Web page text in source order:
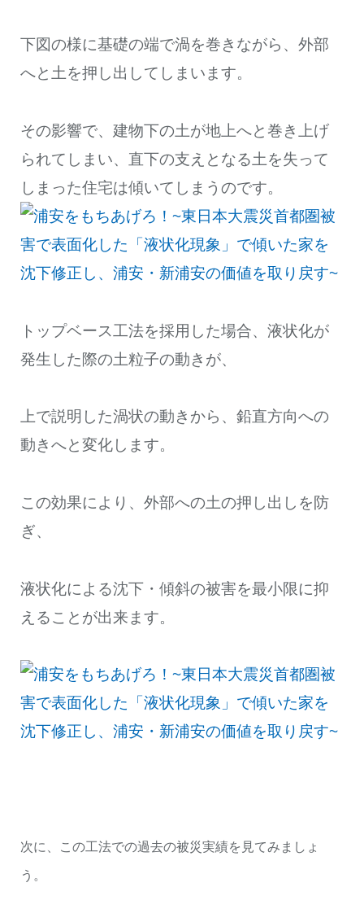
下図の様に基礎の端で渦を巻きながら、外部
へと土を押し出してしまいます。
その影響で、建物下の土が地上へと巻き上げ
られてしまい、直下の支えとなる土を失って
しまった住宅は傾いてしまうのです。
トップベース工法を採用した場合、液状化が
発生した際の土粒子の動きが、
上で説明した渦状の動きから、鉛直方向への
動きへと変化します。
この効果により、外部への土の押し出しを防
ぎ、
液状化による沈下・傾斜の被害を最小限に抑
えることが出来ます。
次に、この工法での過去の被災実績を見てみましょ
う。